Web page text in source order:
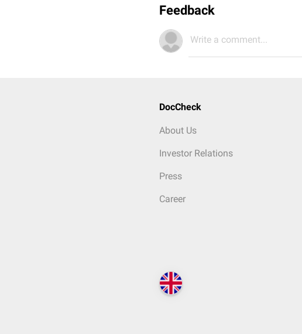
Feedback
Write a comment...
DocCheck
About Us
Investor Relations
Press
Career